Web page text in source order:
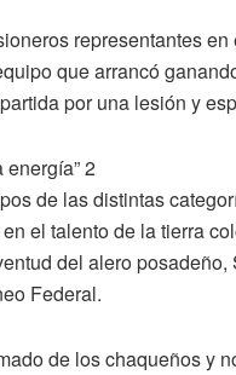
representantes en
que arrancó
por una lesión y
de las distintas
el talento de la tierra
del alero posadeño,
Federal.
de los chaqueños y